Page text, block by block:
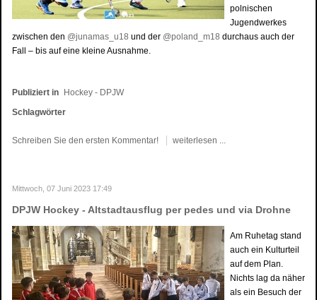
polnischen
Jugendwerkes
zwischen den @junamas_u18 und der @poland_m18 durchaus auch der
Fall – bis auf eine kleine Ausnahme.
Publiziert in Hockey - DPJW
Schlagwörter
Schreiben Sie den ersten Kommentar! weiterlesen ...
Mittwoch, 07 Juni 2023 17:49
DPJW Hockey - Altstadtausflug per pedes und via Drohne
Am Ruhetag stand
auch ein Kulturteil
auf dem Plan.
Nichts lag da näher
als ein Besuch der